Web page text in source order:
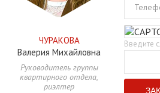
ЧУРАКОВА
Валерия Михайловна
Руководитель группы
квартирного отдела,
риэлтер
Введите